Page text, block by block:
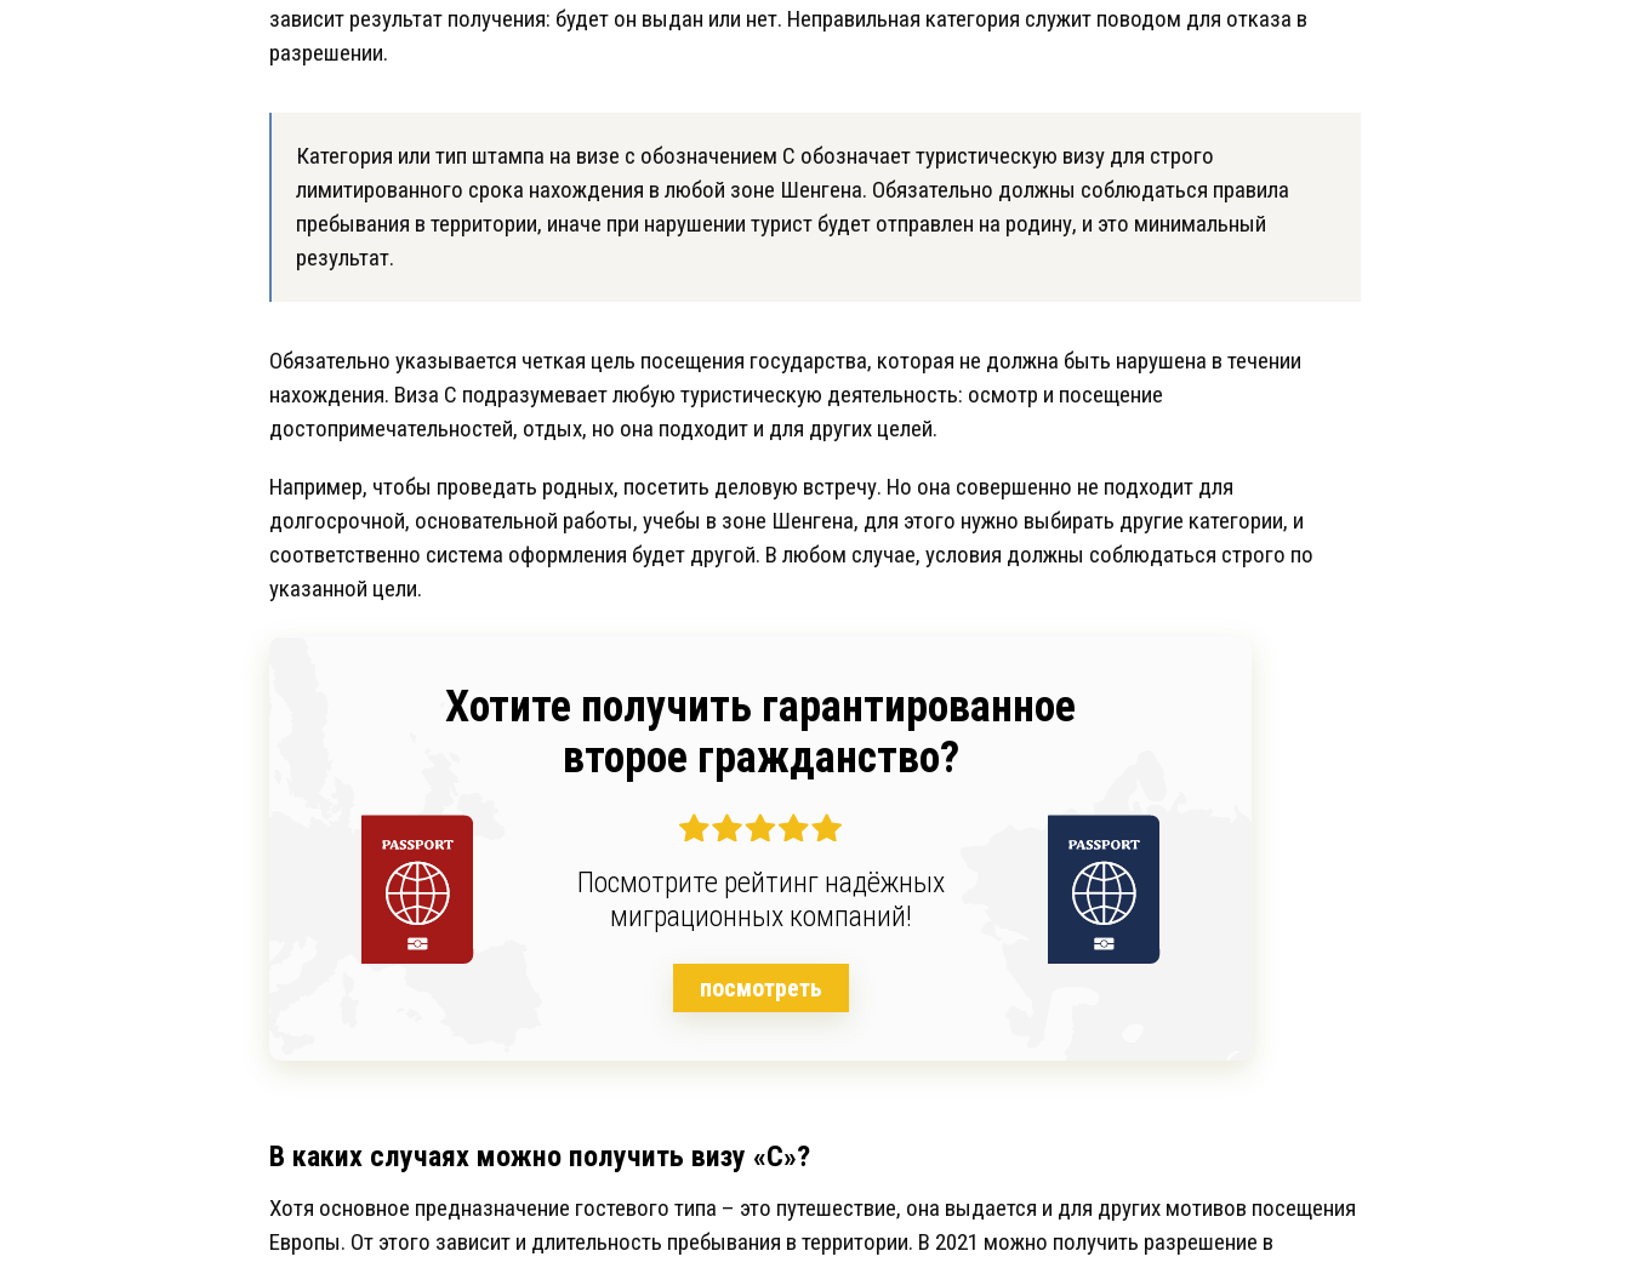
зависит результат получения: будет он выдан или нет. Неправильная категория служит поводом для отказа в
разрешении.
Категория или тип штампа на визе с обозначением C обозначает туристическую визу для строго
лимитированного срока нахождения в любой зоне Шенгена. Обязательно должны соблюдаться правила
пребывания в территории, иначе при нарушении турист будет отправлен на родину, и это минимальный
результат.
Обязательно указывается четкая цель посещения государства, которая не должна быть нарушена в течении
нахождения. Виза C подразумевает любую туристическую деятельность: осмотр и посещение
достопримечательностей, отдых, но она подходит и для других целей.
Например, чтобы проведать родных, посетить деловую встречу. Но она совершенно не подходит для
долгосрочной, основательной работы, учебы в зоне Шенгена, для этого нужно выбирать другие категории, и
соответственно система оформления будет другой. В любом случае, условия должны соблюдаться строго по
указанной цели.
Хотите получить гарантированное
второе гражданство?
Посмотрите рейтинг надёжных
миграционных компаний!
посмотреть
В каких случаях можно получить визу «C»?
Хотя основное предназначение гостевого типа – это путешествие, она выдается и для других мотивов посещения
Европы. От этого зависит и длительность пребывания в территории. В 2021 можно получить разрешение в